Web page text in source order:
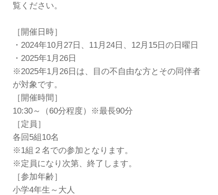
覧ください。
［開催日時］
・2024年10月27日、11月24日、12月15日の日曜日
・2025年1月26日
※2025年1月26日は、目の不自由な方とその同伴者
が対象です。
［開催時間］
10:30～（60分程度）※最長90分
［定員］
各回5組10名
※1組２名での参加となります。
※定員になり次第、終了します。
［参加年齢］
小学4年生～大人